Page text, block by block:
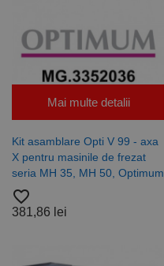
Mai multe detalii
Kit asamblare Opti V 99 - axa
X pentru masinile de frezat
seria MH 35, MH 50, Optimum
favorite_border
381,86 lei